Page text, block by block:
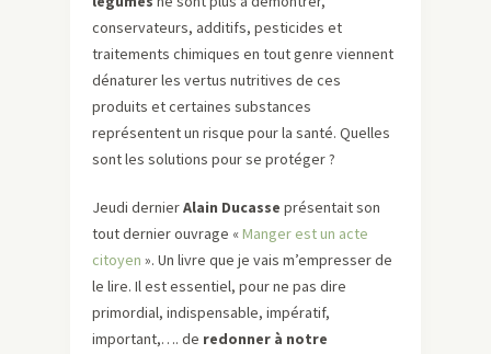
conservateurs, additifs, pesticides et
traitements chimiques en tout genre viennent
dénaturer les vertus nutritives de ces
produits et certaines substances
représentent un risque pour la santé. Quelles
sont les solutions pour se protéger ?
Jeudi dernierAlain Ducasse présentait son
tout dernier ouvrage «Manger est un acte
citoyen ». Un livre que je vais m’empresser de
le lire. Il est essentiel, pour ne pas dire
primordial, indispensable, impératif,
important,…. de redonner à notre